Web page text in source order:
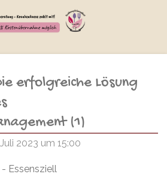
erfolgreiche Lösung
(1)
2023 um 15:00
Essensziell